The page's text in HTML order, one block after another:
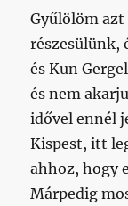
Gyűlölöm
részesülünk,
és Kun
és nem
idővel ennél
Kispest, itt
ahhoz, hogy
Márpedig